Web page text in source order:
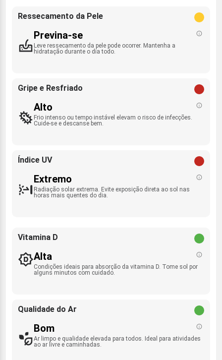
Ressecamento da Pele
Previna-se
Leve ressecamento da pele pode ocorrer. Mantenha a
hidratação durante o dia todo.
Gripe e Resfriado
Alto
Frio intenso ou tempo instável elevam o risco de infecções.
Cuide-se e descanse bem.
Índice UV
Extremo
Radiação solar extrema. Evite exposição direta ao sol nas
horas mais quentes do dia.
Vitamina D
Alta
Condições ideais para absorção da vitamina D. Tome sol por
alguns minutos com cuidado.
Qualidade do Ar
Bom
Ar limpo e qualidade elevada para todos. Ideal para atividades
ao ar livre e caminhadas.